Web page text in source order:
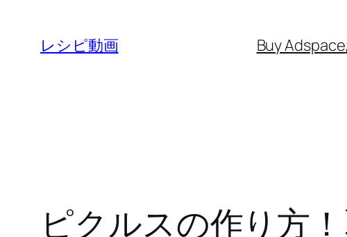
レシピ動画 Buy Adspace
ピクルスの作り方